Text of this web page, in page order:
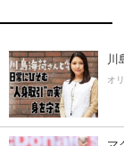
川
オ